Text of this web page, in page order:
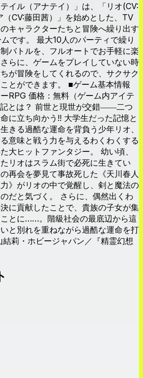
イル（アナテイ）」は、「リオ(CV:
CV:藤田茜）」を始めとした、TV
キャラクターたちと冒険へ繰り出す
です。 最大10人のパーティで繰り
バトルを、フルオートでお手軽に楽
らに、ゲームをプレイしていない時
が冒険をしてくれるので、サクサク
とができます。 ■ゲーム基本情報
RPG 価格：無料（ゲーム内アイテ
とは？ 前世と現世が交錯――二つ
に立ち向かう!! 大学生だった記憶と
きる過酷な運命を背負う少年リオ、
意味と戦う力を与えるわくわくする
大ヒットファンタジー。 幼い頃、
リオはスラム街で必死に生きてい
再会を夢見て事故死した《天川春人
》がリオの中で覚醒し、剣と魔法の
だと気づく。 さらに、偶然出くわ
に貢献したことで、貴族の子女が集
とに……。階級社会の最底辺から這
と別れを重ねながら過酷な運命を打
莉・ホビージャパン／『精霊幻想